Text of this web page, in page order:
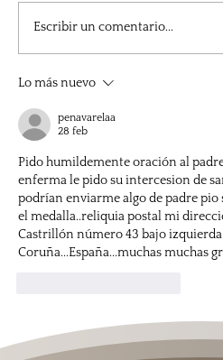
Padre Pío bendice
Escribir un comentario...
Lo más nuevo
penavarelaa
28 feb
Pido humildemente oración al
enferma le pido su intercesion de
podrían enviarme algo de padre
el medalla..reliquia postal mi
Castrillón número 43 bajo
Coruña...España...muchas muchas